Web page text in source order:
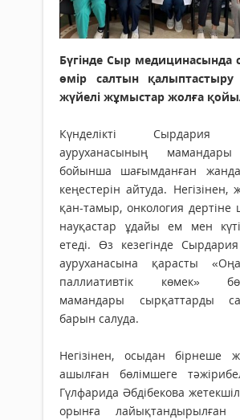
Бүгінде Сыр медицинасында
өмір салтын
жүйелі жұмыстар жолға
Күнделікті Сырдария
ауруханасының
бойынша шағымданған
кеңестерін айтуда. Негізінен,
қан-тамыр, онкология дертіне
науқастар ұдайы ем мен
етеді. Өз кезегінде
ауруханасына қарасты
паллиативтік көмек»
мамандары сырқаттарды
барын салуда.
Негізінен, осыдан бірнеше
ашылған бөлімшеге
Гүлфарида Әбдібекова
орынға лайықтандырылған